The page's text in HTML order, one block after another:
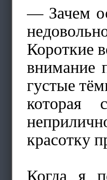
— Зачем
Короткие
внимание
густые
которая
красотку
Когда я